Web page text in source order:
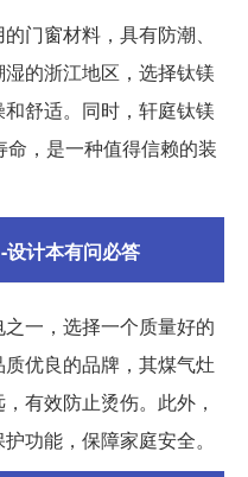
门窗材料，具有防潮、
的浙江地区，选择钛镁
舒适。同时，轩庭钛镁
，是一种值得信赖的装
设计本有问必答
一，选择一个质量好的
优良的品牌，其煤气灶
有效防止烫伤。此外，
功能，保障家庭安全。